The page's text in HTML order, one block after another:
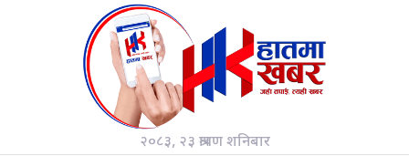
२०८३, २३ श्रावण शनिबार